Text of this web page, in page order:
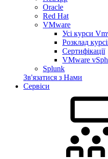
Oracle
Red Hat
VMware
Усі курси
Розклад
Сертифікації
VMware
Splunk
Зв'язатися з Нами
Сервіси